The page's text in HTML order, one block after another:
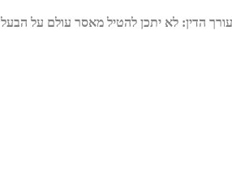
עורך הדין: לא יתכן להטיל מאסר עולם על הבעל